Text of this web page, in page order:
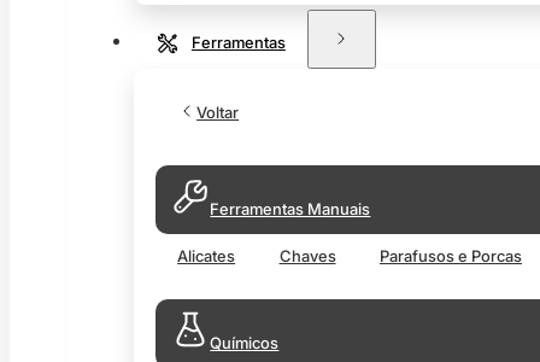
Ferramentas
Voltar
Ferramentas Manuais
Alicates Chaves Parafusos e Porcas
Químicos